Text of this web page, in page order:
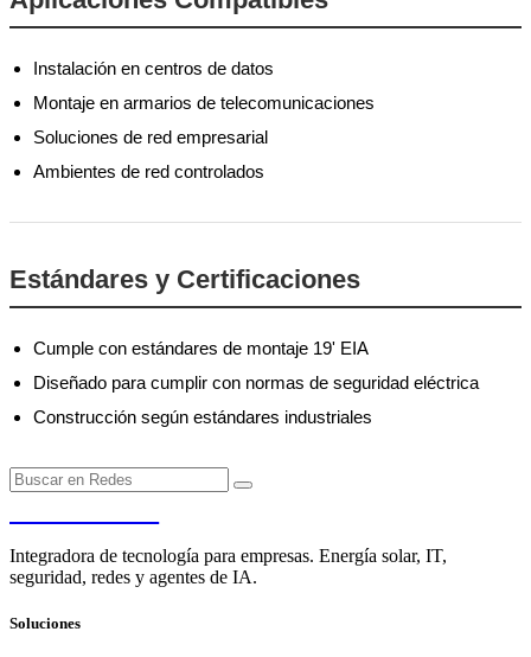
Instalación en centros de datos
Montaje en armarios de telecomunicaciones
Soluciones de red empresarial
Ambientes de red controlados
Estándares y Certificaciones
Cumple con estándares de montaje 19' EIA
Diseñado para cumplir con normas de seguridad eléctrica
Construcción según estándares industriales
Integradora de tecnología para empresas. Energía solar, IT,
seguridad, redes y agentes de IA.
Soluciones